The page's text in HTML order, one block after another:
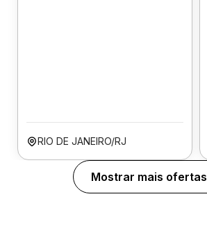
RIO DE JANEIRO/RJ
Mostrar mais ofertas